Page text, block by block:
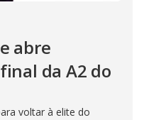
abre
da A2 do
voltar à elite do